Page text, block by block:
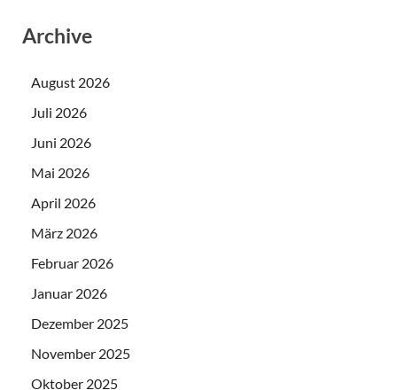
Archive
August 2026
Juli 2026
Juni 2026
Mai 2026
April 2026
März 2026
Februar 2026
Januar 2026
Dezember 2025
November 2025
Oktober 2025